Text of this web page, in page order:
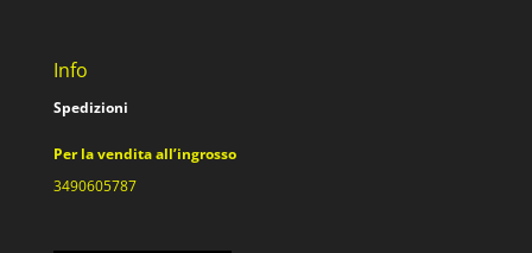
Info
Spedizioni
Per la vendita all’ingrosso
3490605787